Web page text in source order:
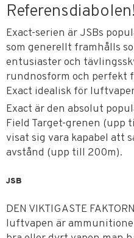
Referensdiabolen!
Exact-serien är JSBs
som generellt framhålls
entusiaster och
rundnosform och perfekt
Exact idealisk för
Exact är den absolut
Field Target-grenen (upp
visat sig vara kapabel att
avstånd (upp till 200m).
JSB
DEN VIKTIGASTE
luftvapen är